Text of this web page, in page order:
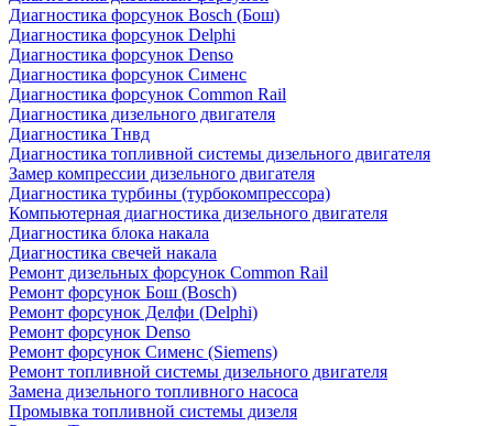
Диагностика форсунок Bosch (Бош)
Диагностика форсунок Delphi
Диагностика форсунок Denso
Диагностика форсунок Сименс
Диагностика форсунок Common Rail
Диагностика дизельного двигателя
Диагностика Тнвд
Диагностика топливной системы дизельного двигателя
Замер компрессии дизельного двигателя
Диагностика турбины (турбокомпрессора)
Компьютерная диагностика дизельного двигателя
Диагностика блока накала
Диагностика свечей накала
Ремонт дизельных форсунок Common Rail
Ремонт форсунок Бош (Bosch)
Ремонт форсунок Делфи (Delphi)
Ремонт форсунок Denso
Ремонт форсунок Сименс (Siemens)
Ремонт топливной системы дизельного двигателя
Замена дизельного топливного насоса
Промывка топливной системы дизеля